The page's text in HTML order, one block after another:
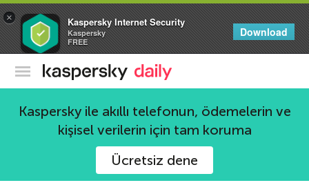
× Kaspersky Internet Security
Kaspersky
FREE
Download
Kaspersky Resmi Blogu
Kaspersky ile akıllı telefonun, ödemelerin ve
kişisel verilerin için tam koruma
Ücretsiz dene